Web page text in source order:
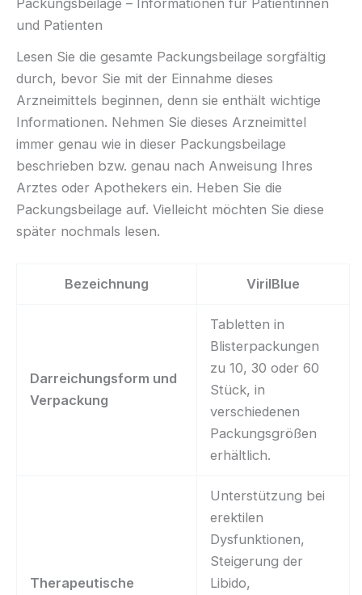
Packungsbeilage – Informationen für Patientinnen
und Patienten
Lesen Sie die gesamte Packungsbeilage sorgfältig
durch, bevor Sie mit der Einnahme dieses
Arzneimittels beginnen, denn sie enthält wichtige
Informationen. Nehmen Sie dieses Arzneimittel
immer genau wie in dieser Packungsbeilage
beschrieben bzw. genau nach Anweisung Ihres
Arztes oder Apothekers ein. Heben Sie die
Packungsbeilage auf. Vielleicht möchten Sie diese
später nochmals lesen.
Bezeichnung VirilBlue
Darreichungsform und
Verpackung
Tabletten in
Blisterpackungen
zu 10, 30 oder 60
Stück, in
verschiedenen
Packungsgrößen
erhältlich.
Therapeutische
Unterstützung bei
erektilen
Dysfunktionen,
Steigerung der
Libido,